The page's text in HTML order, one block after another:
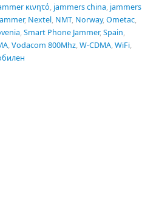
κινητό, jammers china, jammers
, Nextel, NMT, Norway,Ometac,
,Smart Phone Jammer,Spain,
,Vodacom 800Mhz,W-CDMA,WiFi,